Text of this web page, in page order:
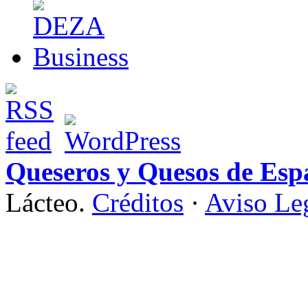
Queseros y Quesos de
Lácteo. Créditos · Aviso